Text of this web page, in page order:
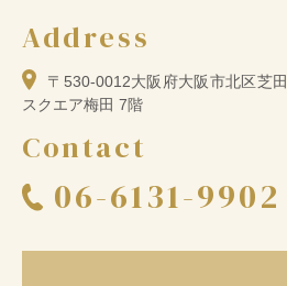
Address
〒530-0012大阪府大阪市北区芝
スクエア梅田 7階
Contact
06-6131-9902